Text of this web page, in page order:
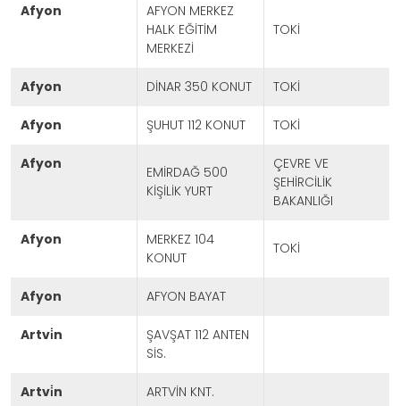
afyon
AFYON MERKEZ
HALK EĞİTİM
MERKEZİ
TOKİ
afyon DİNAR 350 KONUT TOKİ
afyon ŞUHUT 112 KONUT TOKİ
afyon
EMİRDAĞ 500
KİŞİLİK YURT
ÇEVRE VE
ŞEHİRCİLİK
BAKANLIĞI
afyon
MERKEZ 104
KONUT
TOKİ
afyon AFYON BAYAT
artvi̇n
ŞAVŞAT 112 ANTEN
SİS.
artvi̇n ARTVİN KNT.